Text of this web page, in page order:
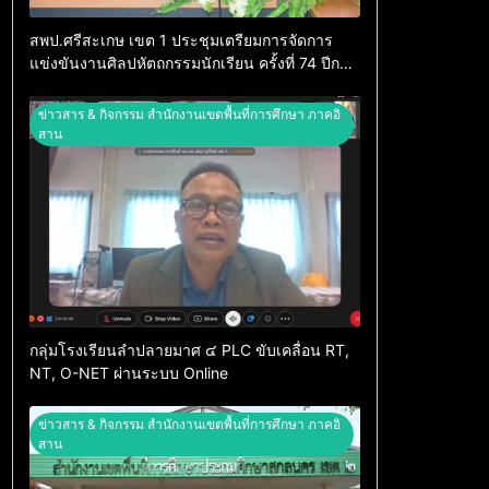
สพป.ศรีสะเกษ เขต 1 ประชุมเตรียมการจัดการ
แข่งขันงานศิลปหัตถกรรมนักเรียน ครั้งที่ 74 ปีการ
ข่าวสาร & กิจกรรม สำนักงานเขตพื้นที่การศึกษา ภาคอิ
สาน
กลุ่มโรงเรียนลำปลายมาศ ๔ PLC ขับเคลื่อน RT,
NT, O-NET ผ่านระบบ Online
ข่าวสาร & กิจกรรม สำนักงานเขตพื้นที่การศึกษา ภาคอิ
สาน